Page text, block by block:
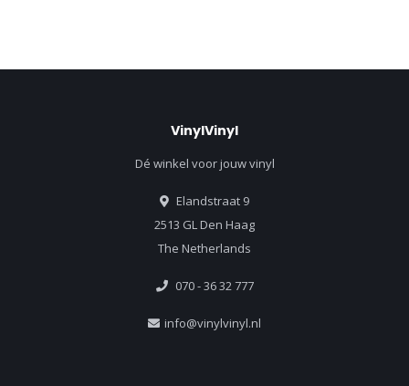
VinylVinyl
Dé winkel voor jouw vinyl
Elandstraat 9
2513 GL Den Haag
The Netherlands
070 - 36 32 777
info@vinylvinyl.nl